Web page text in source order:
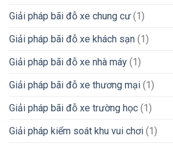
Giải pháp bãi đỗ xe chung cư (1)
Giải pháp bãi đỗ xe khách sạn (1)
Giải pháp bãi đỗ xe nhà máy (1)
Giải pháp bãi đỗ xe thương mại (1)
Giải pháp bãi đỗ xe trường học (1)
Giải pháp kiểm soát khu vui chơi (1)